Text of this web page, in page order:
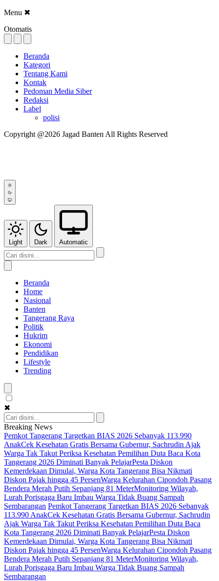
Menu ✖
Otomatis
Beranda
Kategori
Tentang Kami
Kontak
Pedoman Media Siber
Redaksi
Label
polisi
Copyright @2026 Jagad Banten All Rights Reserved
Light Dark Automatic
Beranda
Home
Nasional
Banten
Tangerang Raya
Politik
Hukrim
Ekonomi
Pendidikan
Lifestyle
Trending
✖
Breaking News
Pemkot Tangerang Targetkan BIAS 2026 Sebanyak 113.990
AnakCek Kesehatan Gratis Bersama Gubernur, Sachrudin Ajak
Warga Tak Takut Periksa Kesehatan Pemilihan Duta Baca Kota
Tangerang 2026 Diminati Banyak PelajarPesta Diskon
Kemerdekaan Dimulai, Warga Kota Tangerang Bisa Nikmati
Diskon Pajak hingga 45 PersenWarga Kelurahan Cipondoh Pasang
Bendera Merah Putih Sepanjang 81 MeterMonitoring Wilayah,
Lurah Porisgaga Baru Imbau Warga Tidak Buang Sampah
Sembarangan Pemkot Tangerang Targetkan BIAS 2026 Sebanyak
113.990 AnakCek Kesehatan Gratis Bersama Gubernur, Sachrudin
Ajak Warga Tak Takut Periksa Kesehatan Pemilihan Duta Baca
Kota Tangerang 2026 Diminati Banyak PelajarPesta Diskon
Kemerdekaan Dimulai, Warga Kota Tangerang Bisa Nikmati
Diskon Pajak hingga 45 PersenWarga Kelurahan Cipondoh Pasang
Bendera Merah Putih Sepanjang 81 MeterMonitoring Wilayah,
Lurah Porisgaga Baru Imbau Warga Tidak Buang Sampah
Sembarangan